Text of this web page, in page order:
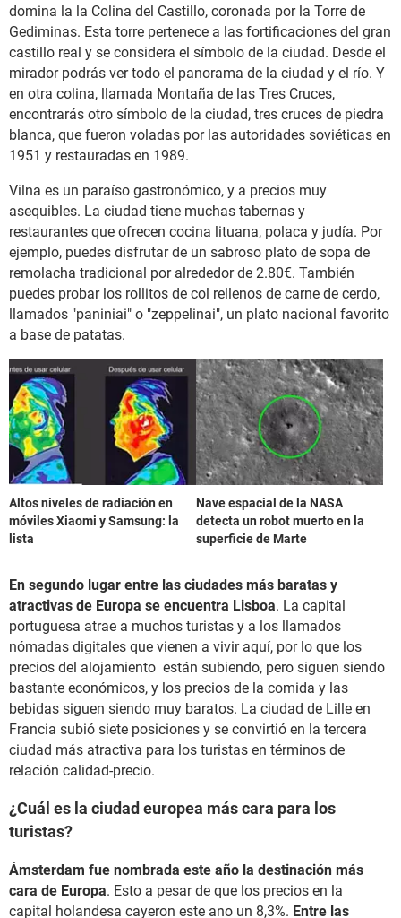
domina la la Colina del Castillo, coronada por la Torre de
Gediminas. Esta torre pertenece a las fortificaciones del gran
castillo real y se considera el símbolo de la ciudad. Desde el
mirador podrás ver todo el panorama de la ciudad y el río. Y
en otra colina, llamada Montaña de las Tres Cruces,
encontrarás otro símbolo de la ciudad, tres cruces de piedra
blanca, que fueron voladas por las autoridades soviéticas en
1951 y restauradas en 1989.
Vilna es un paraíso gastronómico, y a precios muy
asequibles. La ciudad tiene muchas tabernas y
restaurantes que ofrecen cocina lituana, polaca y judía. Por
ejemplo, puedes disfrutar de un sabroso plato de sopa de
remolacha tradicional por alrededor de 2.80€. También
puedes probar los rollitos de col rellenos de carne de cerdo,
llamados "paniniai" o "zeppelinai", un plato nacional favorito
a base de patatas.
Altos niveles de radiación en
móviles Xiaomi y Samsung: la
lista
Nave espacial de la NASA
detecta un robot muerto en la
superficie de Marte
En segundo lugar entre las ciudades más baratas y
atractivas de Europa se encuentra Lisboa. La capital
portuguesa atrae a muchos turistas y a los llamados
nómadas digitales que vienen a vivir aquí, por lo que los
precios del alojamiento están subiendo, pero siguen siendo
bastante económicos, y los precios de la comida y las
bebidas siguen siendo muy baratos. La ciudad de Lille en
Francia subió siete posiciones y se convirtió en la tercera
ciudad más atractiva para los turistas en términos de
relación calidad-precio.
¿Cuál es la ciudad europea más cara para los
turistas?
Ámsterdam fue nombrada este año la destinación más
cara de Europa. Esto a pesar de que los precios en la
capital holandesa cayeron este ano un 8,3%. Entre las